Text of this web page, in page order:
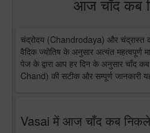
आज चाँद कब
चंद्रोदय (Chandrodaya) और चंद्रास्त
वैदिक ज्योतिष के अनुसार अत्यंत
पेज के द्वारा आप हर दिन के अनुसार चाँद
Chand) की सटीक और सम्पूर्ण जानकारी
Vasai में आज चाँद कब